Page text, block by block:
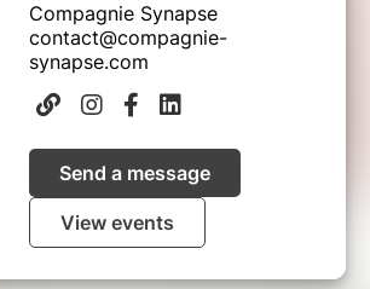
Compagnie Synapse
contact@compagnie-
synapse.com
Send a message
View events